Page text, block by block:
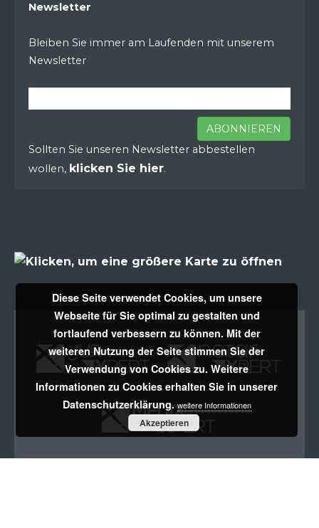
Newsletter
Bleiben Sie immer am Laufenden mit unserem
Newsletter
ABONNIEREN
Sollten Sie unseren Newsletter abbestellen
wollen, klicken Sie hier.
Miete Miete
Miete
Diese Seite verwendet Cookies, um unsere
Webseite für Sie optimal zu gestalten und
fortlaufend verbessern zu können. Mit der
weiteren Nutzung der Seite stimmen Sie der
Verwendung von Cookies zu. Weitere
Informationen zu Cookies erhalten Sie in unserer
Datenschutzerklärung.weitere Informationen
Akzeptieren